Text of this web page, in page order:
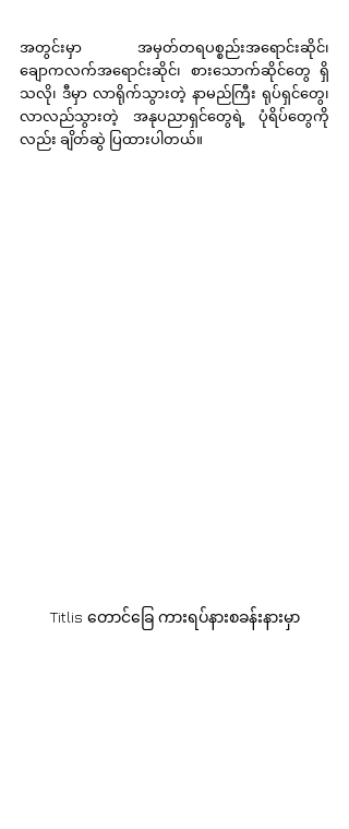
အတွင်းမှာ အမှတ်တရပစ္စည်းအရောင်းဆိုင်၊
ချောကလက်အရောင်းဆိုင်၊ စားသောက်ဆိုင်တွေ ရှိ
သလို၊ ဒီမှာ လာရိုက်သွားတဲ့ နာမည်ကြီး ရုပ်ရှင်တွေ၊
လာလည်သွားတဲ့ အနုပညာရှင်တွေရဲ့ ပုံရိပ်တွေကို
လည်း ချိတ်ဆွဲ ပြထားပါတယ်။
Titlis တောင်ခြေ ကားရပ်နားစခန်းနားမှာ